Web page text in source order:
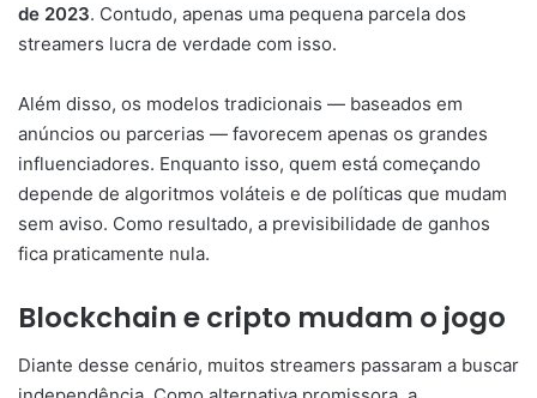
de 2023. Contudo, apenas uma pequena parcela dos
streamers lucra de verdade com isso.
Além disso, os modelos tradicionais — baseados em
anúncios ou parcerias — favorecem apenas os grandes
influenciadores. Enquanto isso, quem está começando
depende de algoritmos voláteis e de políticas que mudam
sem aviso. Como resultado, a previsibilidade de ganhos
fica praticamente nula.
Blockchainecripto mudam o jogo
Diante desse cenário, muitos streamers passaram a buscar